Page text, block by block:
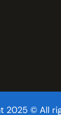
2025 © All